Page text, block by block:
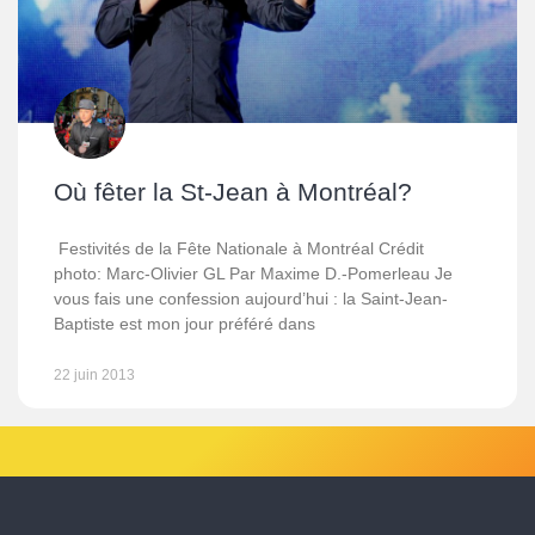
Où fêter la St-Jean à Montréal?
Festivités de la Fête Nationale à Montréal Crédit
photo: Marc-Olivier GL Par Maxime D.-Pomerleau Je
vous fais une confession aujourd’hui : la Saint-Jean-
Baptiste est mon jour préféré dans
22 juin 2013